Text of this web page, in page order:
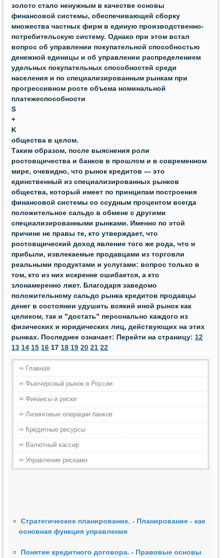
золото стало ненужным в качестве основы
финансовой системы, обеспечивающей сборку
множества частных фирм в единую производственно-
потребительскую систему. Однако при этом встал
вопрос об управлении покупательной способностью
денежной единицы и об управлении распределением
удельных покупательных способностей среди
населения и по специализированным рынкам при
прогрессивном росте объема номинальной
платежеспособности
S
+
K
общества в целом.
Таким образом, после выяснения роли
ростовщичества и банков в прошлом и в современном
мире, очевидно, что рынок кредитов — это
единственный из специализированных рынков
общества, который имеет по принципам построения
финансовой системы со ссудным процентом всегда
положительное сальдо в обмене с другими
специализированными рынками. Именно по этой
причине не правы те, кто утверждает, что
ростовщический доход явление того же рода, что и
прибыли, извлекаемые продавцами из торговли
реальными продуктами и услугами: вопрос только в
том, кто из них искренне ошибается, а кто
злонамеренно лжет. Благодаря заведомо
положительному сальдо рынка кредитов продавцы
денег в состоянии удушить всякий иной рынок как
целиком, так и "достать" персонально каждого из
физических и юридических лиц, действующих на этих
рынках. Последнее означает: Перейти на страницу:12
13 14 15 16 17 18 19 20 21 22
Главная
Фьючерсный рынок в России
Финансы и риски
Лизинговые операции банков
Кредитные ресурсы
Валютный кассир
Управление рисками
Стратегическое планирование. - Планирование - как
основная функция управления
Понятие кредитного договора. - Правовые основы